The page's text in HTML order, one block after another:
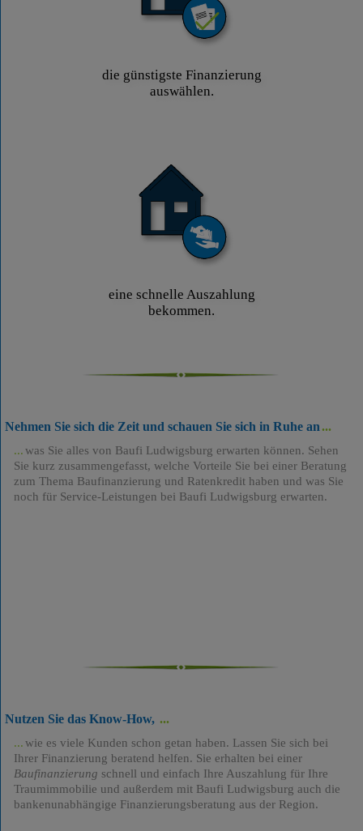
die günstigste Finanzierung
auswählen.
eine schnelle Auszahlung
bekommen.
Nehmen Sie sich die Zeit und schauen Sie sich in Ruhe an
was Sie alles von Baufi Ludwigsburg erwarten können. Sehen
Sie kurz zusammengefasst, welche Vorteile Sie bei einer Beratung
zum Thema Baufinanzierung und Ratenkredit haben und was Sie
noch für Service-Leistungen bei Baufi Ludwigsburg erwarten.
Nutzen Sie das Know-How,
wie es viele Kunden schon getan haben. Lassen Sie sich bei
Ihrer Finanzierung beratend helfen. Sie erhalten bei einer
Baufinanzierung schnell und einfach Ihre Auszahlung für Ihre
Traumimmobilie und außerdem mit Baufi Ludwigsburg auch die
bankenunabhängige Finanzierungsberatung aus der Region.